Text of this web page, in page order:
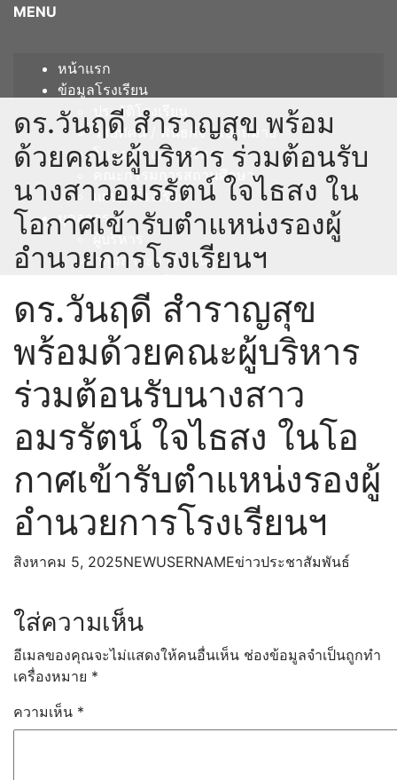
MENU
หน้าแรก
ข้อมูลโรงเรียน
ประวัติโรงเรียน
วิสัยทัศน์ / พันธกิจ / เป้าหมาย
โครงสร้างการบริหาร
คณะกรรมการสถานศึกษา
แผนผังโรงเรียน
บุคลากร
ผู้บริหาร
กลุ่มสาระการเรียนรู้
คณิตศาสตร์
วิทยาศาสตร์และเทคโนโลยี
สังคมศึกษา ศาสนา และวัฒนธรรม
ภาษาต่างประเทศ
สุขศึกษาและพลศึกษา
ศิลปะ
การงานอาชีพ
หลักสูตรและการเรียนการสอน
หลักสูตรสถานศึกษา
แผนการเรียน
SAR
SAR 2567
กิจกรรมพัฒนาผู้เรียน
Google Site สำหรับการจัดการเรียนการสอน
กิจกรรม
วิดีโอกิจกรรม
ดร.วันฤดี สำราญสุข พร้อม
ด้วยคณะผู้บริหาร ร่วมต้อนรับ
นางสาวอมรรัตน์ ใจไธสง ใน
โอกาศเข้ารับตำแหน่งรองผู้
อำนวยการโรงเรียนฯ
ดร.วันฤดี สำราญสุข
พร้อมด้วยคณะผู้บริหาร
ร่วมต้อนรับนางสาว
อมรรัตน์ ใจไธสง ในโอ
กาศเข้ารับตำแหน่งรองผู้
อำนวยการโรงเรียนฯ
สิงหาคม 5, 2025NEWUSERNAMEข่าวประชาสัมพันธ์
ใส่ความเห็น
อีเมลของคุณจะไม่แสดงให้คนอื่นเห็น ช่องข้อมูลจำเป็นถูกทำ
เครื่องหมาย *
ความเห็น *